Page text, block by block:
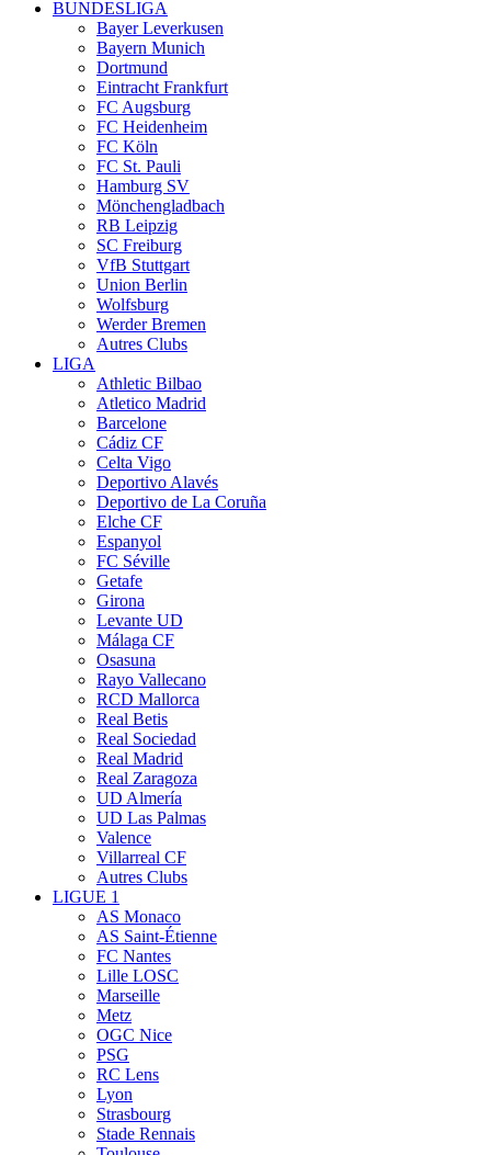
BUNDESLIGA
Bayer Leverkusen
Bayern Munich
Dortmund
Eintracht Frankfurt
FC Augsburg
FC Heidenheim
FC Köln
FC St. Pauli
Hamburg SV
Mönchengladbach
RB Leipzig
SC Freiburg
VfB Stuttgart
Union Berlin
Wolfsburg
Werder Bremen
Autres Clubs
LIGA
Athletic Bilbao
Atletico Madrid
Barcelone
Cádiz CF
Celta Vigo
Deportivo Alavés
Deportivo de La Coruña
Elche CF
Espanyol
FC Séville
Getafe
Girona
Levante UD
Málaga CF
Osasuna
Rayo Vallecano
RCD Mallorca
Real Betis
Real Sociedad
Real Madrid
Real Zaragoza
UD Almería
UD Las Palmas
Valence
Villarreal CF
Autres Clubs
LIGUE 1
AS Monaco
AS Saint-Étienne
FC Nantes
Lille LOSC
Marseille
Metz
OGC Nice
PSG
RC Lens
Lyon
Strasbourg
Stade Rennais